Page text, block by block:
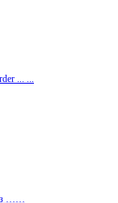
... ...
……